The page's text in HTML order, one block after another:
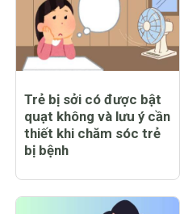
Trẻ bị sởi có được bật
quạt không và lưu ý cần
thiết khi chăm sóc trẻ
bị bệnh